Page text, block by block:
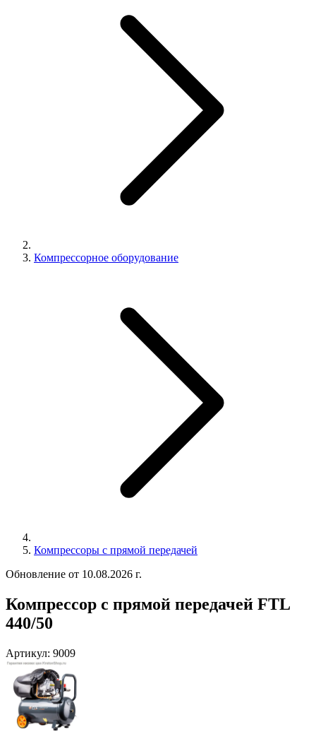
Компрессорное оборудование
Компрессоры с прямой передачей
Обновление от 10.08.2026 г.
Компрессор с прямой передачей FTL
440/50
Артикул: 9009